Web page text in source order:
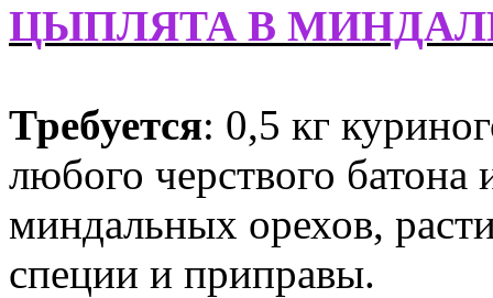
ЦЫПЛЯТА В
Требуется: 0,5 кг
любого черствого
миндальных орехов,
специи и приправы.